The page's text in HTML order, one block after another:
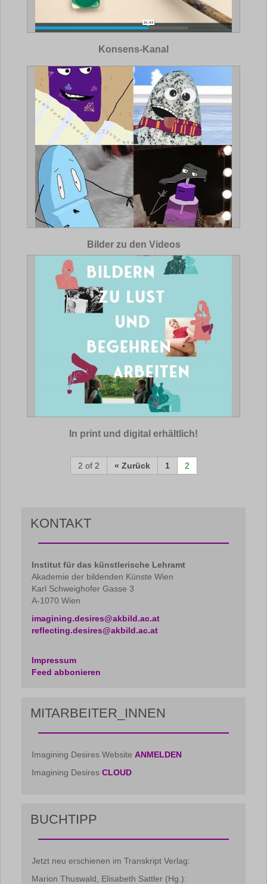
Konsens-Kanal
Bilder zu den Videos
In print und digital erhältlich!
2 of 2 « Zurück 1 2
KONTAKT
Institut für das künstlerische Lehramt
Akademie der bildenden Künste Wien
Karl Schweighofer Gasse 3
A-1070 Wien
imagining.desires@akbild.ac.at
reflecting.desires@akbild.ac.at
Impressum
Feed abbonieren
MITARBEITER_INNEN
Imagining Desires Website ANMELDEN
Imagining Desires CLOUD
BUCHTIPP
Jetzt neu erschienen im Transkript Verlag:
Marion Thuswald, Elisabeth Sattler (Hg.):